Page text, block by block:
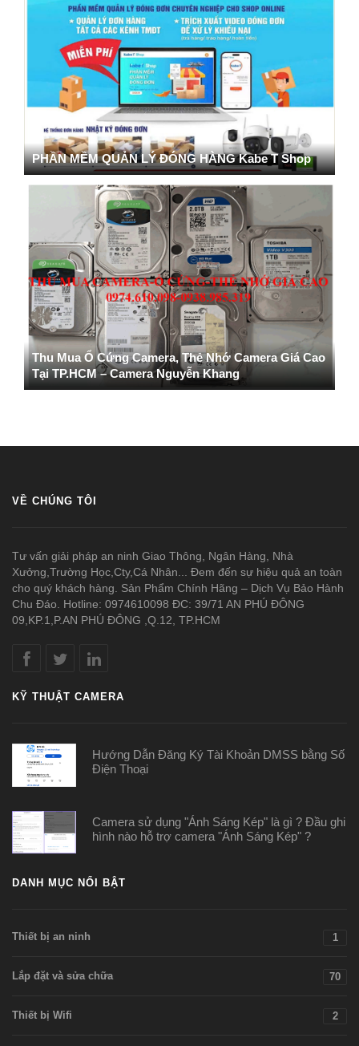
PHẦN MỀM QUẢN LÝ ĐÓNG HÀNG Kabe T Shop
Thu Mua Ổ Cứng Camera, Thẻ Nhớ Camera Giá Cao
Tại TP.HCM – Camera Nguyễn Khang
VỀ CHÚNG TÔI
Tư vấn giải pháp an ninh Giao Thông, Ngân Hàng, Nhà
Xưởng,Trường Học,Cty,Cá Nhân... Đem đến sự hiệu quả an toàn
cho quý khách hàng. Sản Phẩm Chính Hãng – Dịch Vụ Bảo Hành
Chu Đáo. Hotline: 0974610098 ĐC: 39/71 AN PHÚ ĐÔNG
09,KP.1,P.AN PHÚ ĐÔNG ,Q.12, TP.HCM
KỸ THUẬT CAMERA
Hướng Dẫn Đăng Ký Tài Khoản DMSS bằng Số
Điện Thoại
Camera sử dụng "Ánh Sáng Kép" là gì ? Đầu ghi
hình nào hỗ trợ camera "Ánh Sáng Kép" ?
DANH MỤC NỔI BẬT
Thiết bị an ninh 1
Lắp đặt và sửa chữa 70
Thiết bị Wifi 2